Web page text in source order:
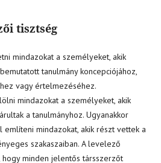
tisztség
mindazokat a személyeket, akik
tanulmány koncepciójához,
vagy értelmezéséhez.
mindazokat a személyeket, akik
a tanulmányhoz. Ugyanakkor
mindazokat, akik részt vettek a
szakaszaiban. A levelező
minden jelentős társszerzőt